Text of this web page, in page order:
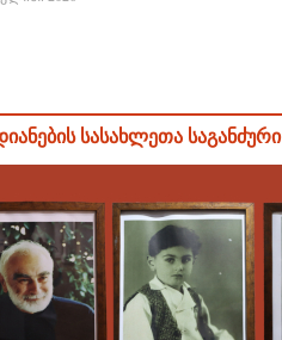
სასახლეთა საგანძური